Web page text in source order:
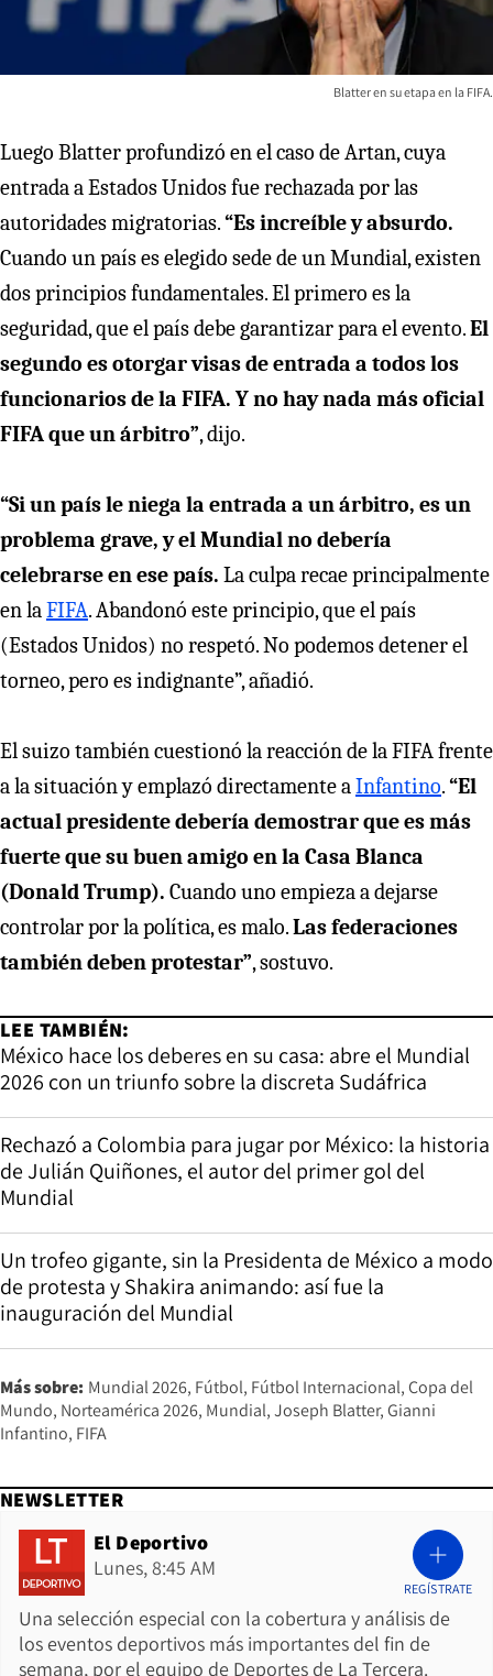
Blatter en su etapa en la FIFA.
Luego Blatter profundizó en el caso de Artan, cuya
entrada a Estados Unidos fue rechazada por las
autoridades migratorias.“Es increíble y absurdo.
Cuando un país es elegido sede de un Mundial, existen
dos principios fundamentales. El primero es la
seguridad, que el país debe garantizar para el evento.El
segundo es otorgar visas de entrada a todos los
funcionarios de la FIFA. Y no hay nada más oficial
FIFA que un árbitro”, dijo.
“Si un país le niega la entrada a un árbitro, es un
problema grave, y el Mundial no debería
celebrarse en ese país. La culpa recae principalmente
en laFIFA. Abandonó este principio, que el país
(Estados Unidos) no respetó. No podemos detener el
torneo, pero es indignante”, añadió.
El suizo también cuestionó la reacción de la FIFA frente
a la situación y emplazó directamente aInfantino.“El
actual presidente debería demostrar que es más
fuerte que su buen amigo en la Casa Blanca
(Donald Trump). Cuando uno empieza a dejarse
controlar por la política, es malo.Las federaciones
también deben protestar”, sostuvo.
LEE TAMBIÉN:
México hace los deberes en su casa: abre el Mundial
2026 con un triunfo sobre la discreta Sudáfrica
Rechazó a Colombia para jugar por México: la historia
de Julián Quiñones, el autor del primer gol del
Mundial
Un trofeo gigante, sin la Presidenta de México a modo
de protesta y Shakira animando: así fue la
inauguración del Mundial
Más sobre: Mundial 2026 Fútbol Fútbol Internacional Copa del
Mundo Norteamérica 2026 Mundial Joseph Blatter Gianni
Infantino FIFA
NEWSLETTER
El Deportivo
Lunes, 8:45 AM
Una selección especial con la cobertura y análisis de
los eventos deportivos más importantes del fin de
semana, por el equipo de Deportes de La Tercera.
REGÍSTRATE